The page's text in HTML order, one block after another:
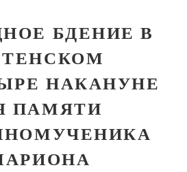
БДЕНИЕ В
НАКАНУНЕ
ПАМЯТИ